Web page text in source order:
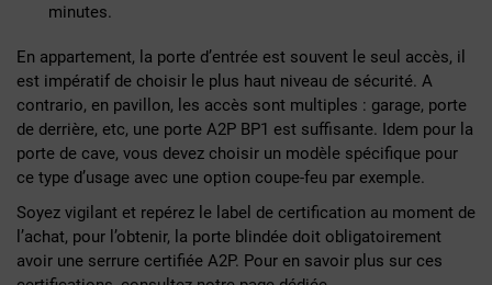
minutes.
En appartement, la porte d’entrée est souvent le seul accès, il
est impératif de choisir le plus haut niveau de sécurité. A
contrario, en pavillon, les accès sont multiples : garage, porte
de derrière, etc, une porte A2P BP1 est suffisante. Idem pour la
porte de cave, vous devez choisir un modèle spécifique pour
ce type d’usage avec une option coupe-feu par exemple.
Soyez vigilant et repérez le label de certification au moment de
l’achat, pour l’obtenir, la porte blindée doit obligatoirement
avoir une serrure certifiée A2P. Pour en savoir plus sur ces